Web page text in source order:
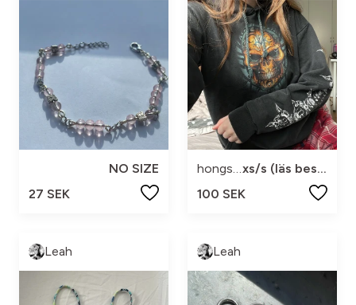
NO SIZE
27 SEK
hongs kläder
xs/s (läs beskrivning!!)
100 SEK
Leah Leah